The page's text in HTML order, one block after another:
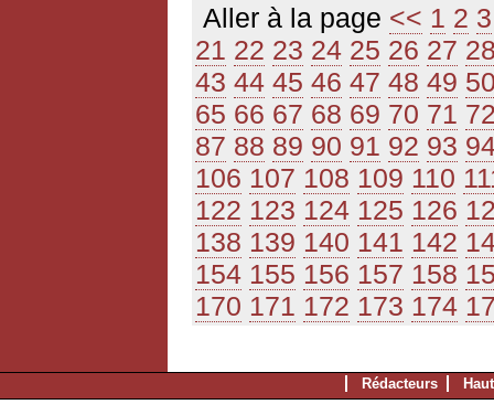
Aller à la page << 1 2 3
21 22 23 24 25 26 27
43 44 45 46 47 48 49
65 66 67 68 69 70 71
87 88 89 90 91 92 93
106 107 108 109 110
122 123 124 125 126
138 139 140 141 142
154 155 156 157 158
170 171 172 173 174
Rédacteurs